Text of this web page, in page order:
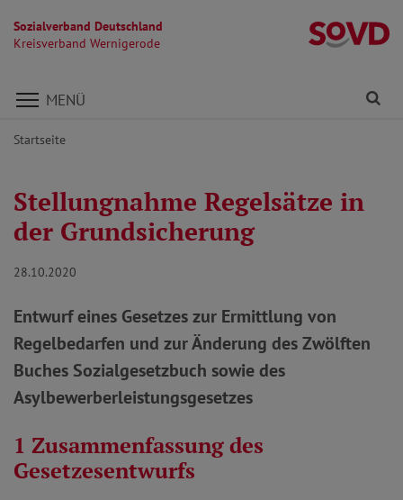
Sozialverband Deutschland
Kreisverband Wernigerode
Direkt zu den Inhalten springen
MENÜ
Startseite
Stellungnahme Regelsätze in
der Grundsicherung
28.10.2020
Entwurf eines Gesetzes zur Ermittlung von
Regelbedarfen und zur Änderung des Zwölften
Buches Sozialgesetzbuch sowie des
Asylbewerberleistungsgesetzes
1 Zusammenfassung des
Gesetzesentwurfs